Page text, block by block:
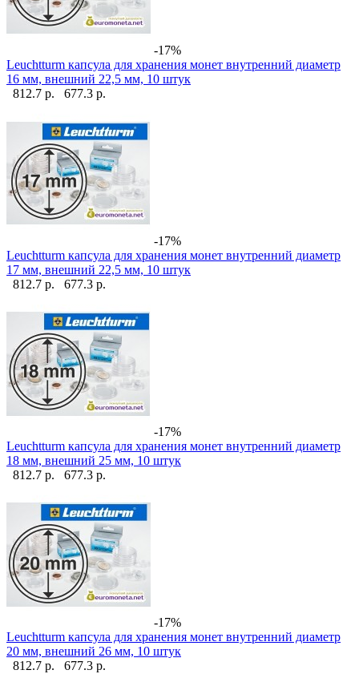
-17%
Leuchtturm капсула для хранения монет внутренний диаметр
16 мм, внешний 22,5 мм, 10 штук
812.7 р.
677.3 р.
-17%
Leuchtturm капсула для хранения монет внутренний диаметр
17 мм, внешний 22,5 мм, 10 штук
812.7 р.
677.3 р.
-17%
Leuchtturm капсула для хранения монет внутренний диаметр
18 мм, внешний 25 мм, 10 штук
812.7 р.
677.3 р.
-17%
Leuchtturm капсула для хранения монет внутренний диаметр
20 мм, внешний 26 мм, 10 штук
812.7 р.
677.3 р.